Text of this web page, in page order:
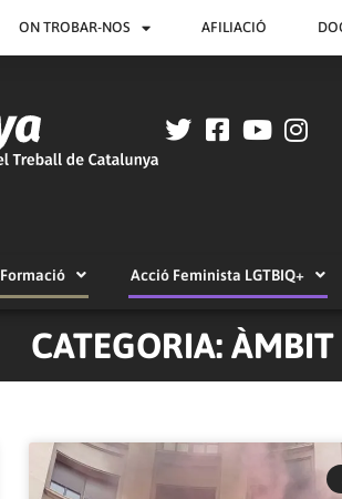
ON TROBAR-NOS AFILIACIÓ
Formació Acció Feminista LGTBIQ+
CATEGORIA: